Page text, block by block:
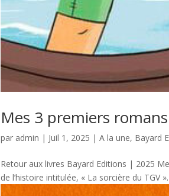
Mes 3 premiers
par admin | Juil 1, 2025 |A la une, Bayard
Retour aux livres Bayard Editions | 2025
de l’histoire intitulée, « La sorcière du TGV